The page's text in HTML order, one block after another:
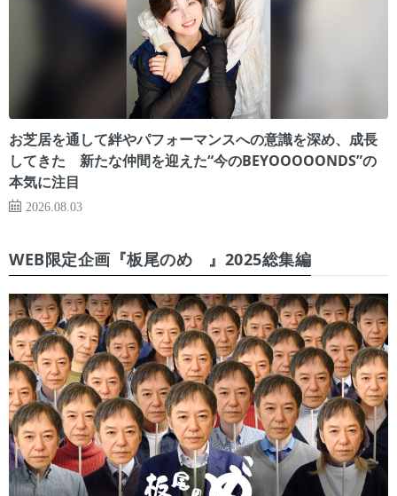
お芝居を通して絆やパフォーマンスへの意識を深め、成長
してきた 新たな仲間を迎えた“今のBEYOOOOONDS”の
本気に注目
2026.08.03
WEB限定企画『板尾のめ゙』2025総集編